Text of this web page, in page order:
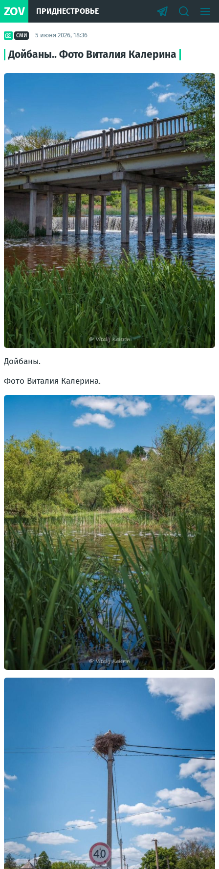
ZOV ПРИДНЕСТРОВЬЕ
СМИ 5 июня 2026, 18:36
Дойбаны.. Фото Виталия Калерина
Дойбаны.
Фото Виталия Калерина.